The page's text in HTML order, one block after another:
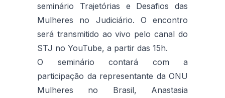
seminário Trajetórias e Desafios das
Mulheres no Judiciário. O encontro
será transmitido ao vivo pelo canal do
STJ no YouTube, a partir das 15h.
O seminário contará com a
participação da representante da ONU
Mulheres no Brasil, Anastasia